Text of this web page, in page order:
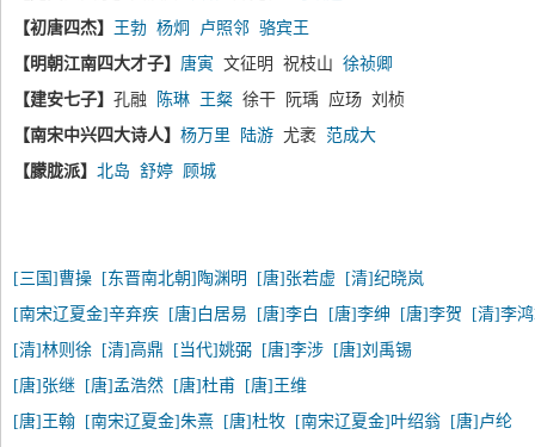
【初唐四杰】
王勃 杨炯 卢照邻 骆宾王
【明朝江南四大才子】 唐寅 文征明 祝枝山 徐祯卿
【建安七子】 孔融 陈琳 王粲 徐干 阮瑀 应玚 刘桢
【南宋中兴四大诗人】 杨万里 陆游 尤袤 范成大
【朦胧派】 北岛 舒婷 顾城
[三国]曹操 [东晋南北朝]陶渊明 [唐]张若虚
[清]纪晓岚
[南宋辽夏金]辛弃疾
[唐]白居易 [唐]李白 [唐]李绅 [唐]李贺
[清]李
[清]林则徐
[清]高鼎 [当代]姚弼 [唐]李涉
[唐]刘禹锡
[唐]张继
[唐]孟浩然 [唐]杜甫
[唐]王维
[唐]王翰
[南宋辽夏金]朱熹 [唐]杜牧 [南宋辽夏金]叶绍翁
[唐]卢纶